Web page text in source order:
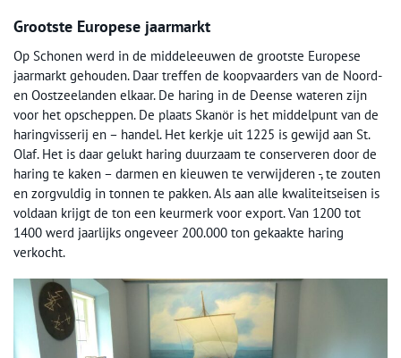
Grootste Europese jaarmarkt
Op Schonen werd in de middeleeuwen de grootste Europese
jaarmarkt gehouden. Daar treffen de koopvaarders van de Noord-
en Oostzeelanden elkaar. De haring in de Deense wateren zijn
voor het opscheppen. De plaats Skanör is het middelpunt van de
haringvisserij en – handel. Het kerkje uit 1225 is gewijd aan St.
Olaf. Het is daar gelukt haring duurzaam te conserveren door de
haring te kaken – darmen en kieuwen te verwijderen -, te zouten
en zorgvuldig in tonnen te pakken. Als aan alle kwaliteitseisen is
voldaan krijgt de ton een keurmerk voor export. Van 1200 tot
1400 werd jaarlijks ongeveer 200.000 ton gekaakte haring
verkocht.